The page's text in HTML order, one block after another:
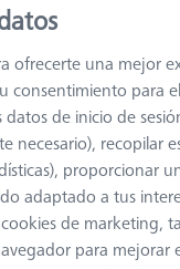
otro. Por lo tanto,
ofrecerte una mejor
consentimiento para
de inicio de
necesario), recopilar
proporcionar
adaptado a tus
de marketing,
para mejorar